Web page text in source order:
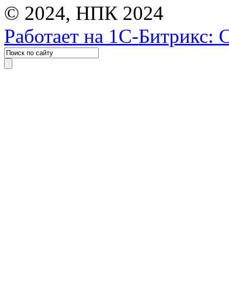
© 2024, НПК 2024
Работает на 1С-Битрикс: